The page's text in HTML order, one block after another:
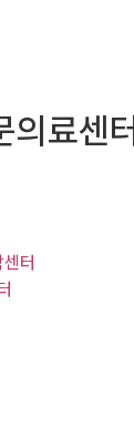
의료센터
터